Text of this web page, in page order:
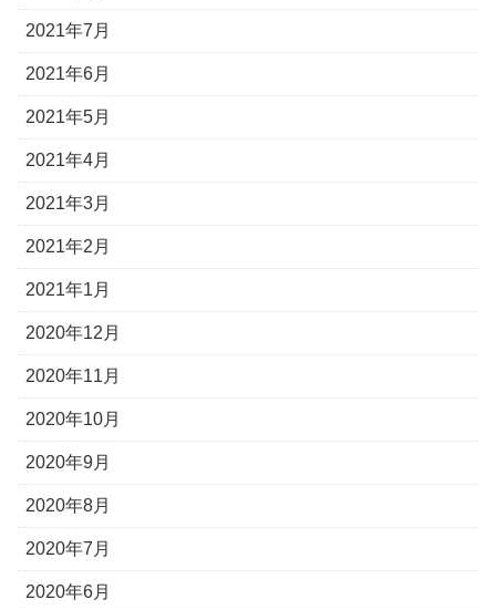
2021年7月
2021年6月
2021年5月
2021年4月
2021年3月
2021年2月
2021年1月
2020年12月
2020年11月
2020年10月
2020年9月
2020年8月
2020年7月
2020年6月